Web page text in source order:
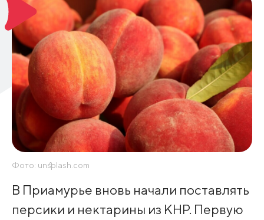
Фото: unsplash.com
В Приамурье вновь начали поставлять
персики и нектарины из КНР. Первую